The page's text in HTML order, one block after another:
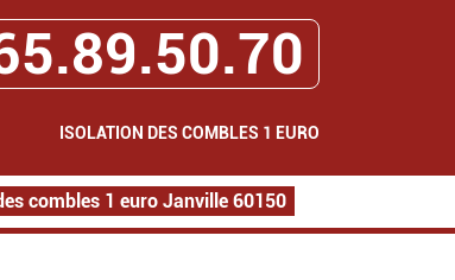
ISOLATION DES COMBLES 1 EURO
combles 1 euro Janville 60150